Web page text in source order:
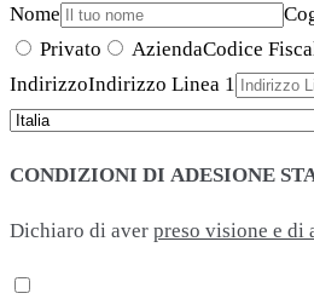
Nome
Privato
AziendaCodice
IndirizzoIndirizzo Linea 1
CONDIZIONI DI ADESIONE
Dichiaro di aver preso visione e di